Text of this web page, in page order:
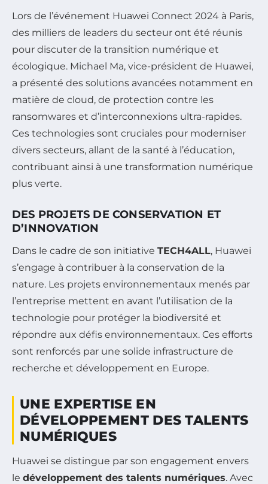
Lors de l’événement Huawei Connect 2024 à Paris,
des milliers de leaders du secteur ont été réunis
pour discuter de la transition numérique et
écologique. Michael Ma, vice-président de Huawei,
a présenté des solutions avancées notamment en
matière de cloud, de protection contre les
ransomwares et d’interconnexions ultra-rapides.
Ces technologies sont cruciales pour moderniser
divers secteurs, allant de la santé à l’éducation,
contribuant ainsi à une transformation numérique
plus verte.
DES PROJETS DE CONSERVATION ET
D’INNOVATION
Dans le cadre de son initiative TECH4ALL, Huawei
s’engage à contribuer à la conservation de la
nature. Les projets environnementaux menés par
l’entreprise mettent en avant l’utilisation de la
technologie pour protéger la biodiversité et
répondre aux défis environnementaux. Ces efforts
sont renforcés par une solide infrastructure de
recherche et développement en Europe.
UNE EXPERTISE EN
DÉVELOPPEMENT DES TALENTS
NUMÉRIQUES
Huawei se distingue par son engagement envers
le développement des talents numériques. Avec